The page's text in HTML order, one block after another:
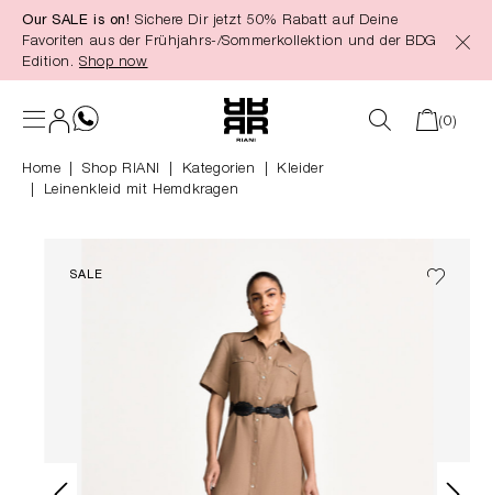
springen
Our SALE is on! Sichere Dir jetzt 50% Rabatt auf Deine
Favoriten aus der Frühjahrs-/Sommerkollektion und der BDG
Edition. Shop now
(0)
Home Shop RIANI Kategorien
Kleider
Leinenkleid mit Hemdkragen
SALE